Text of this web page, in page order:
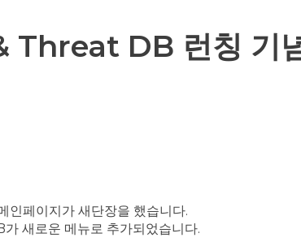
DB 런칭 기
페이지가 새단장을 했습니다.
새로운 메뉴로 추가되었습니다.